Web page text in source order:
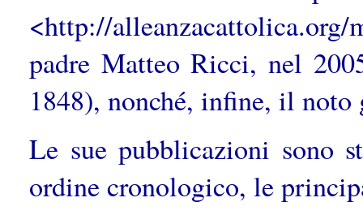
<http://
padre Matteo Ricci, nel
1848), nonché, infine, il noto
Le sue pubblicazioni sono
ordine cronologico, le